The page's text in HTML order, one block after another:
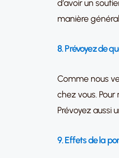
d’avoir un
manière
8. Prévoyez de
Comme nous
chez vous.
Prévoyez aussi
9. Effets de la